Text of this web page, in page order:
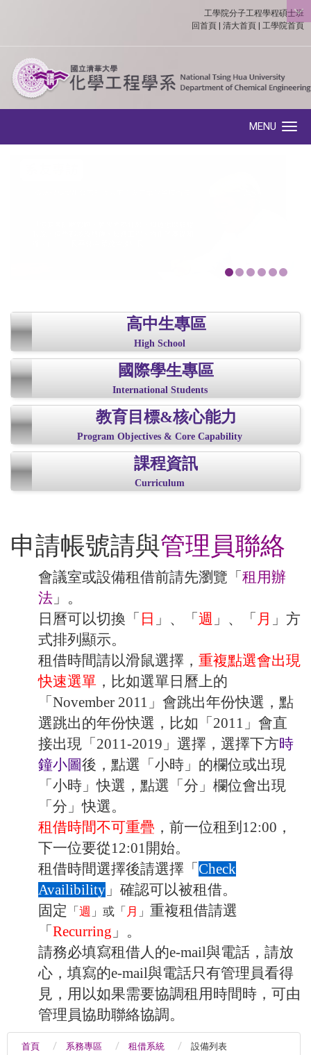
:::
工學院分子工程學程碩士班
回首頁
清大首頁 工學院首頁
MENU
高中生專區
High School
國際學生專區
International Students
教育目標&核心能力
Program Objectives & Core Capability
課程資訊
Curriculum
申請帳號請與管理員聯絡
會議室或設備租借前請先瀏覽「 租用辦
法 」。
日曆可以切換「 日 」、「 週 」、「 月 」方
式排列顯示。
租借時間請以滑鼠選擇， 重複點選會出現
快速選單 ，比如選單日曆上的
「November 2011」會跳出年份快選，點
選跳出的年份快選，比如「2011」會直
接出現「2011-2019」選擇，選擇下方時
鐘小圖後，點選「小時」的欄位或出現
「小時」快選，點選「分」欄位會出現
「分」快選。
租借時間不可重疊 ，前一位租到12:00，
下一位要從12:01開始。
租借時間選擇後請選擇「 Check
Availibility 」確認可以被租借。
固定
「 週 」或「 月 」 重複租借請選
「 Recurring 」。
請務必填寫租借人的e-mail與電話，請放
心，填寫的e-mail與電話只有管理員看得
見，用以如果需要協調租用時間時，可由
管理員協助聯絡協調。
首頁 系務專區 租借系統 設備列表